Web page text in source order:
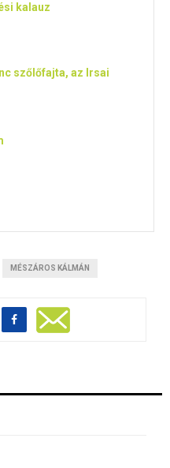
kalauz
szőlőfajta, az Irsai
MÉSZÁROS KÁLMÁN